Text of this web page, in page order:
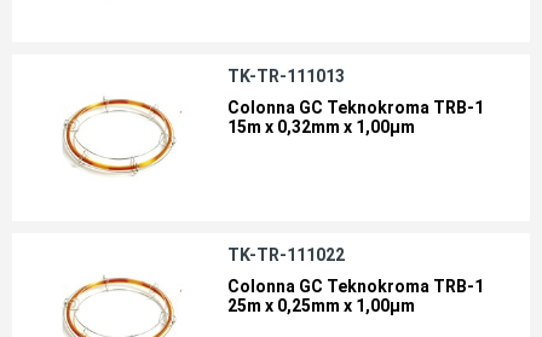
TK-TR-111013
Colonna GC Teknokroma TRB-1
15m x 0,32mm x 1,00µm
TK-TR-111022
Colonna GC Teknokroma TRB-1
25m x 0,25mm x 1,00µm